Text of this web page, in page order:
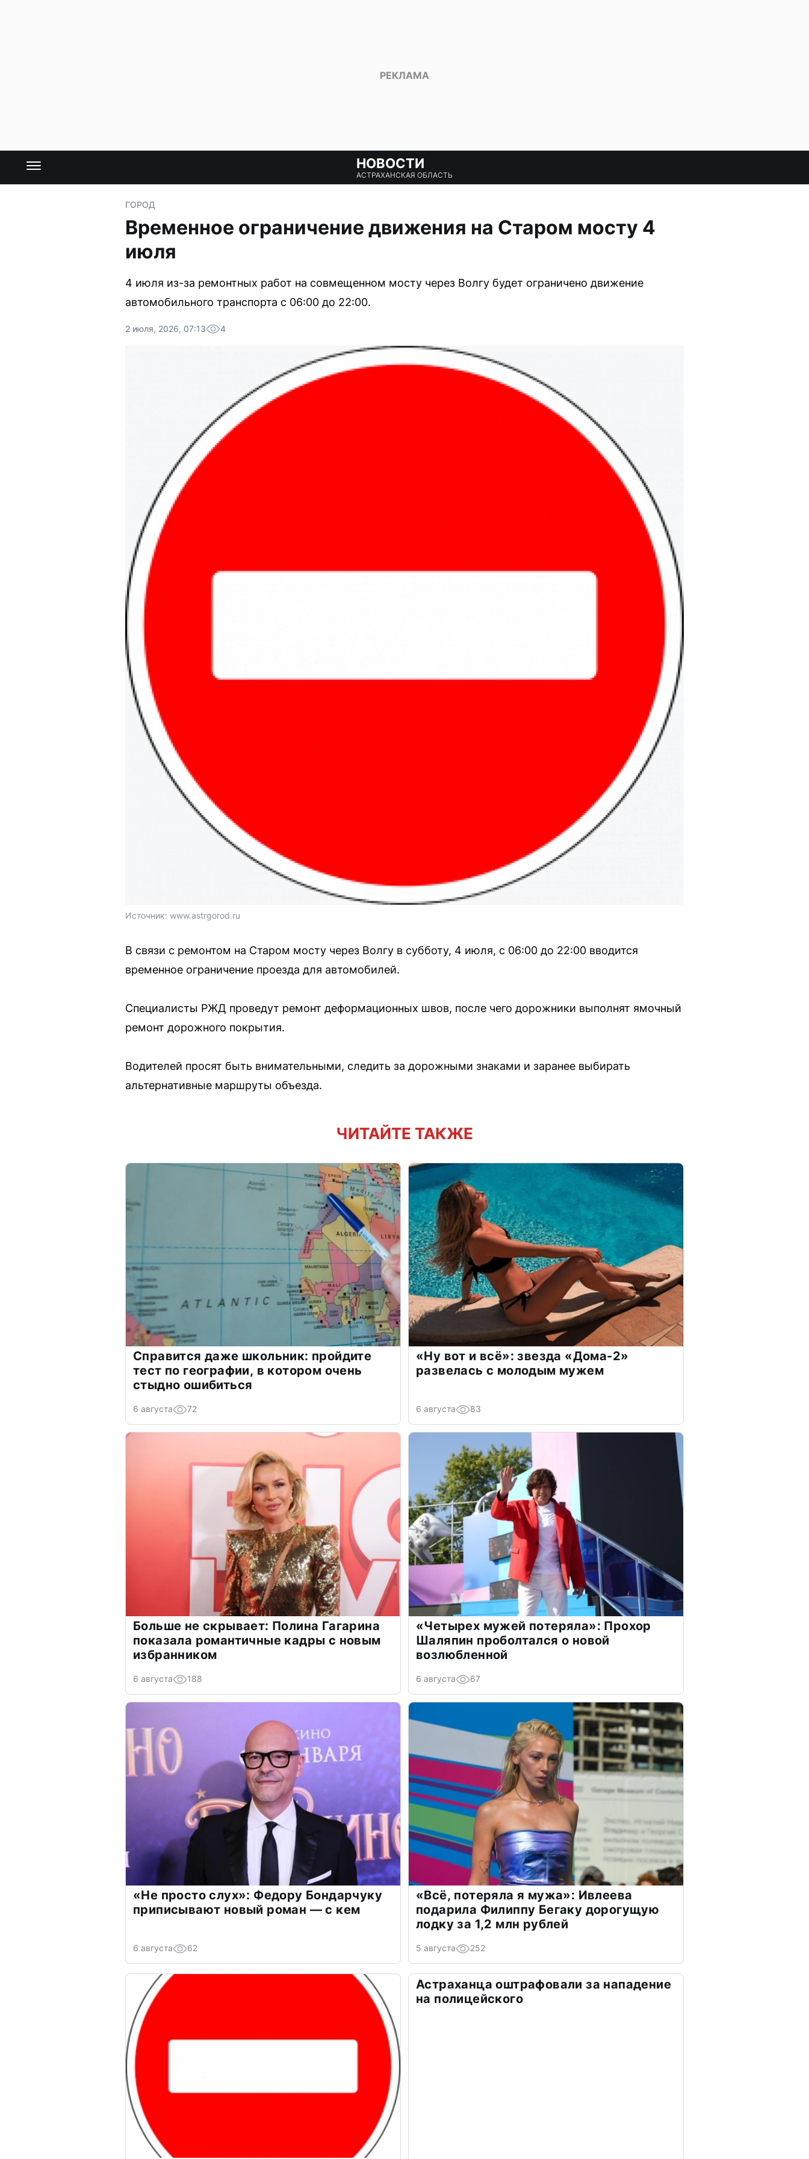
НОВОСТИ
АСТРАХАНСКАЯ ОБЛАСТЬ
ГОРОД
Временное ограничение движения на Старом мосту 4
июля
4 июля из-за ремонтных работ на совмещенном мосту через Волгу будет ограничено движение
автомобильного транспорта с 06:00 до 22:00.
2 июля, 2026, 07:13 4
Источник: www.astrgorod.ru
В связи с ремонтом на Старом мосту через Волгу в субботу, 4 июля, с 06:00 до 22:00 вводится
временное ограничение проезда для автомобилей.
Специалисты РЖД проведут ремонт деформационных швов, после чего дорожники выполнят ямочный
ремонт дорожного покрытия.
Водителей просят быть внимательными, следить за дорожными знаками и заранее выбирать
альтернативные маршруты объезда.
ЧИТАЙТЕ ТАКЖЕ
Справится даже школьник: пройдите
тест по географии, в котором очень
стыдно ошибиться
6 августа 72
«Ну вот и всё»: звезда «Дома-2»
развелась с молодым мужем
6 августа 83
Больше не скрывает: Полина Гагарина
показала романтичные кадры с новым
избранником
6 августа 188
«Четырех мужей потеряла»: Прохор
Шаляпин проболтался о новой
возлюбленной
6 августа 67
«Не просто слух»: Федору Бондарчуку
приписывают новый роман — с кем
6 августа 62
«Всё, потеряла я мужа»: Ивлеева
подарила Филиппу Бегаку дорогущую
лодку за 1,2 млн рублей
5 августа 252
Астраханца оштрафовали за нападение
на полицейского